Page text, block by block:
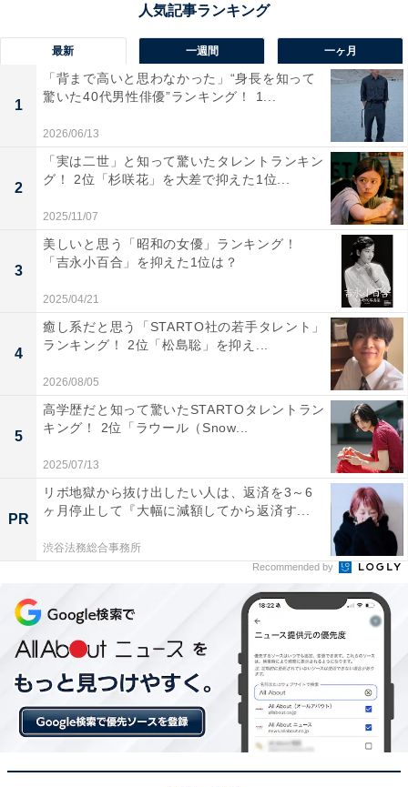
都）、「ラーメンが元々好きで、ご当地ラーメンに興味
があるから」（20代女性／新潟県）、「年越しそばの代
わりとして」（30代女性／東京都）といった声が集まり
ました。
1位：柿の葉寿司／87票
1位に輝いたのは、奈良が世界に誇る伝統の味「柿の葉
寿司」でした！サバやサケの切り身をのせたひと口サイ
ズの酢飯を、殺菌効果のある柿の葉で包んだ押し寿司で
す。海のない奈良県で古くから祭礼の日の馳走として受
け継がれてきたこの料理は、まさに「おめでたいハレの
日」にふさわしい逸品。柿の葉の爽やかな香りが染み込
んだお寿司は、日持ちもするためお正月の保存食として
も重宝されます。奈良の悠久の歴史と豊かな知恵が詰ま
った伝統美溢れる味が、堂々の首位に輝きました。
回答者からは「少量でもお腹がいっぱいになり、柿の葉
最新 一週間 一ヶ月
1
「背まで高いと思わなかった」“身長を知って
驚いた40代男性俳優”ランキング！ 1...
2026/06/13
2
「実は二世」と知って驚いたタレントランキン
グ！ 2位「杉咲花」を大差で抑えた1位...
2025/11/07
3
美しいと思う「昭和の女優」ランキング！
「吉永小百合」を抑えた1位は？
2025/04/21
4
癒し系だと思う「STARTO社の若手タレント」
ランキング！ 2位「松島聡」を抑え...
2026/08/05
5
高学歴だと知って驚いたSTARTOタレントラン
キング！ 2位「ラウール（Snow...
2025/07/13
PR
リボ地獄から抜け出したい人は、返済を3～6
ヶ月停止して『大幅に減額してから返済す...
渋谷法務総合事務所
Recommended by